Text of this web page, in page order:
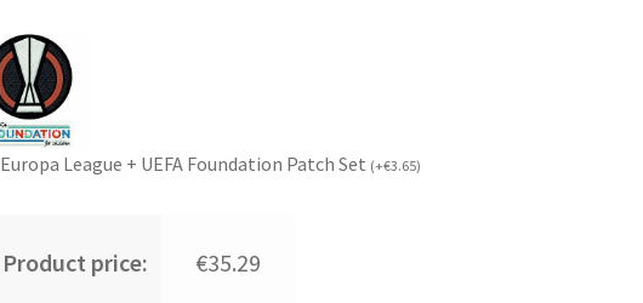
Europa League + UEFA Foundation Patch Set (+€3.65)
Product price: €35.29